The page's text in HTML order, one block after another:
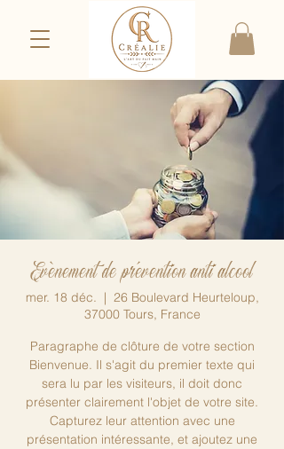
Evènement de prévention anti alcool
mer. 18 déc.
  |
26 Boulevard Heurteloup,
37000 Tours, France
Paragraphe de clôture de votre section
Bienvenue. Il s'agit du premier texte qui
sera lu par les visiteurs, il doit donc
présenter clairement l'objet de votre site.
Capturez leur attention avec une
présentation intéressante, et ajoutez une